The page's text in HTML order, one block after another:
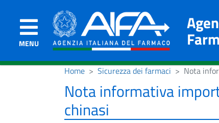
MENU
Home Sicurezza dei farmaci Nota
Nota informativa
chinasi